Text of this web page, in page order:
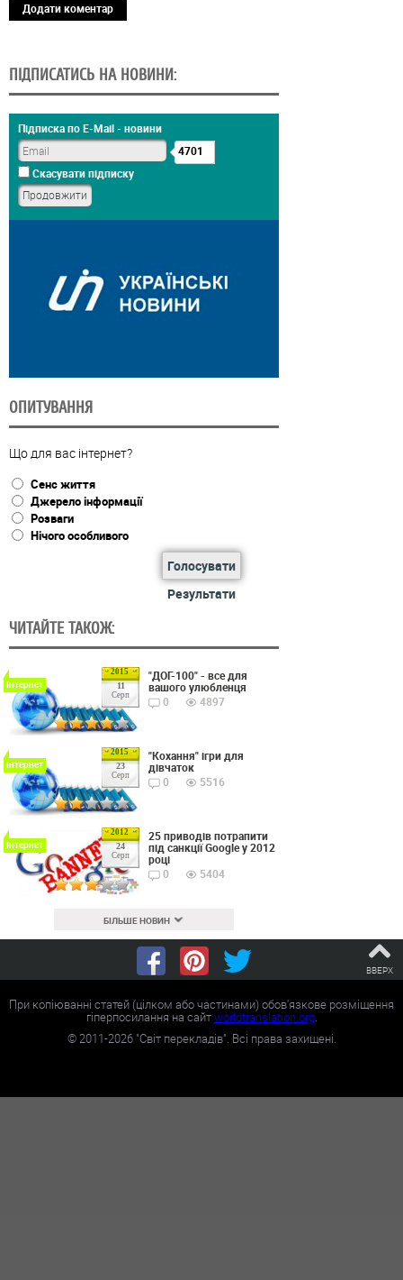
Додати коментар
ПІДПИСАТИСЬ НА НОВИНИ:
Підписка по E-Mail - новини
4701
Скасувати підписку
ОПИТУВАННЯ
Що для вас інтернет?
Сенс життя
Джерело інформації
Розваги
Нічого особливого
Голосувати
Результати
ЧИТАЙТЕ ТАКОЖ:
2015
11
Серп
Інтернет
"ДОГ-100" - все для
вашого улюбленця
0
4897
2015
23
Серп
Інтернет
"Кохання" ігри для
дівчаток
0
5516
2012
24
Серп
Інтернет
25 приводів потрапити
під санкції Google у 2012
році
0
5404
БІЛЬШЕ НОВИН
ВВЕРХ
При копіюванні статей (цілком або частинами) обов'язкове розміщення
гіперпосилання на сайтworldtranslation.org.
©2011-2026"Світ перекладів". Всі права захищені.